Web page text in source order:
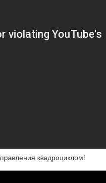
квадроциклом!